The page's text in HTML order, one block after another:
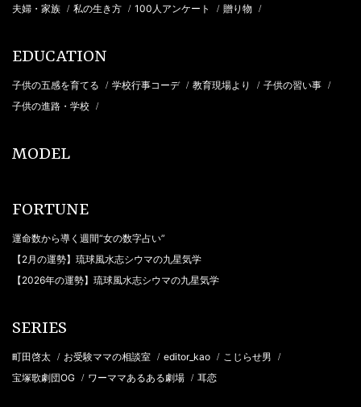
夫婦・家族 / 私の生き方 / 100人アンケート / 贈り物 /
EDUCATION
子供の五感を育てる / 学校行事コーデ / 教育現場より / 子供の習い事 /
子供の進路・学校 /
MODEL
FORTUNE
運命数から導く週間“女の数字占い”
【2月の運勢】琉球風水志シウマの九星気学
【2026年の運勢】琉球風水志シウマの九星気学
SERIES
町田啓太 / お受験ママの相談室 / editor_kao / こじらせ男 /
宝塚歌劇団OG / ワーママあるある劇場 / 耳恋